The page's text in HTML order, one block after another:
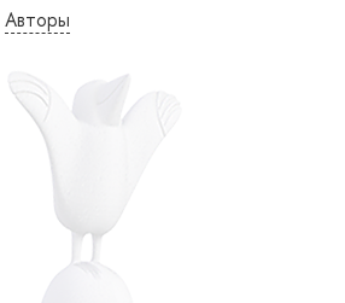
Авторы